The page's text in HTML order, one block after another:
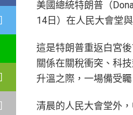
美國總統特朗普（
14日）在人民大會堂
這是特朗普重返白宮
關係在關稅衝突、科
升溫之際，一場備受
清晨的人民大會堂外